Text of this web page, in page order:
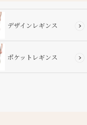
デザインレギンス
ポケットレギンス